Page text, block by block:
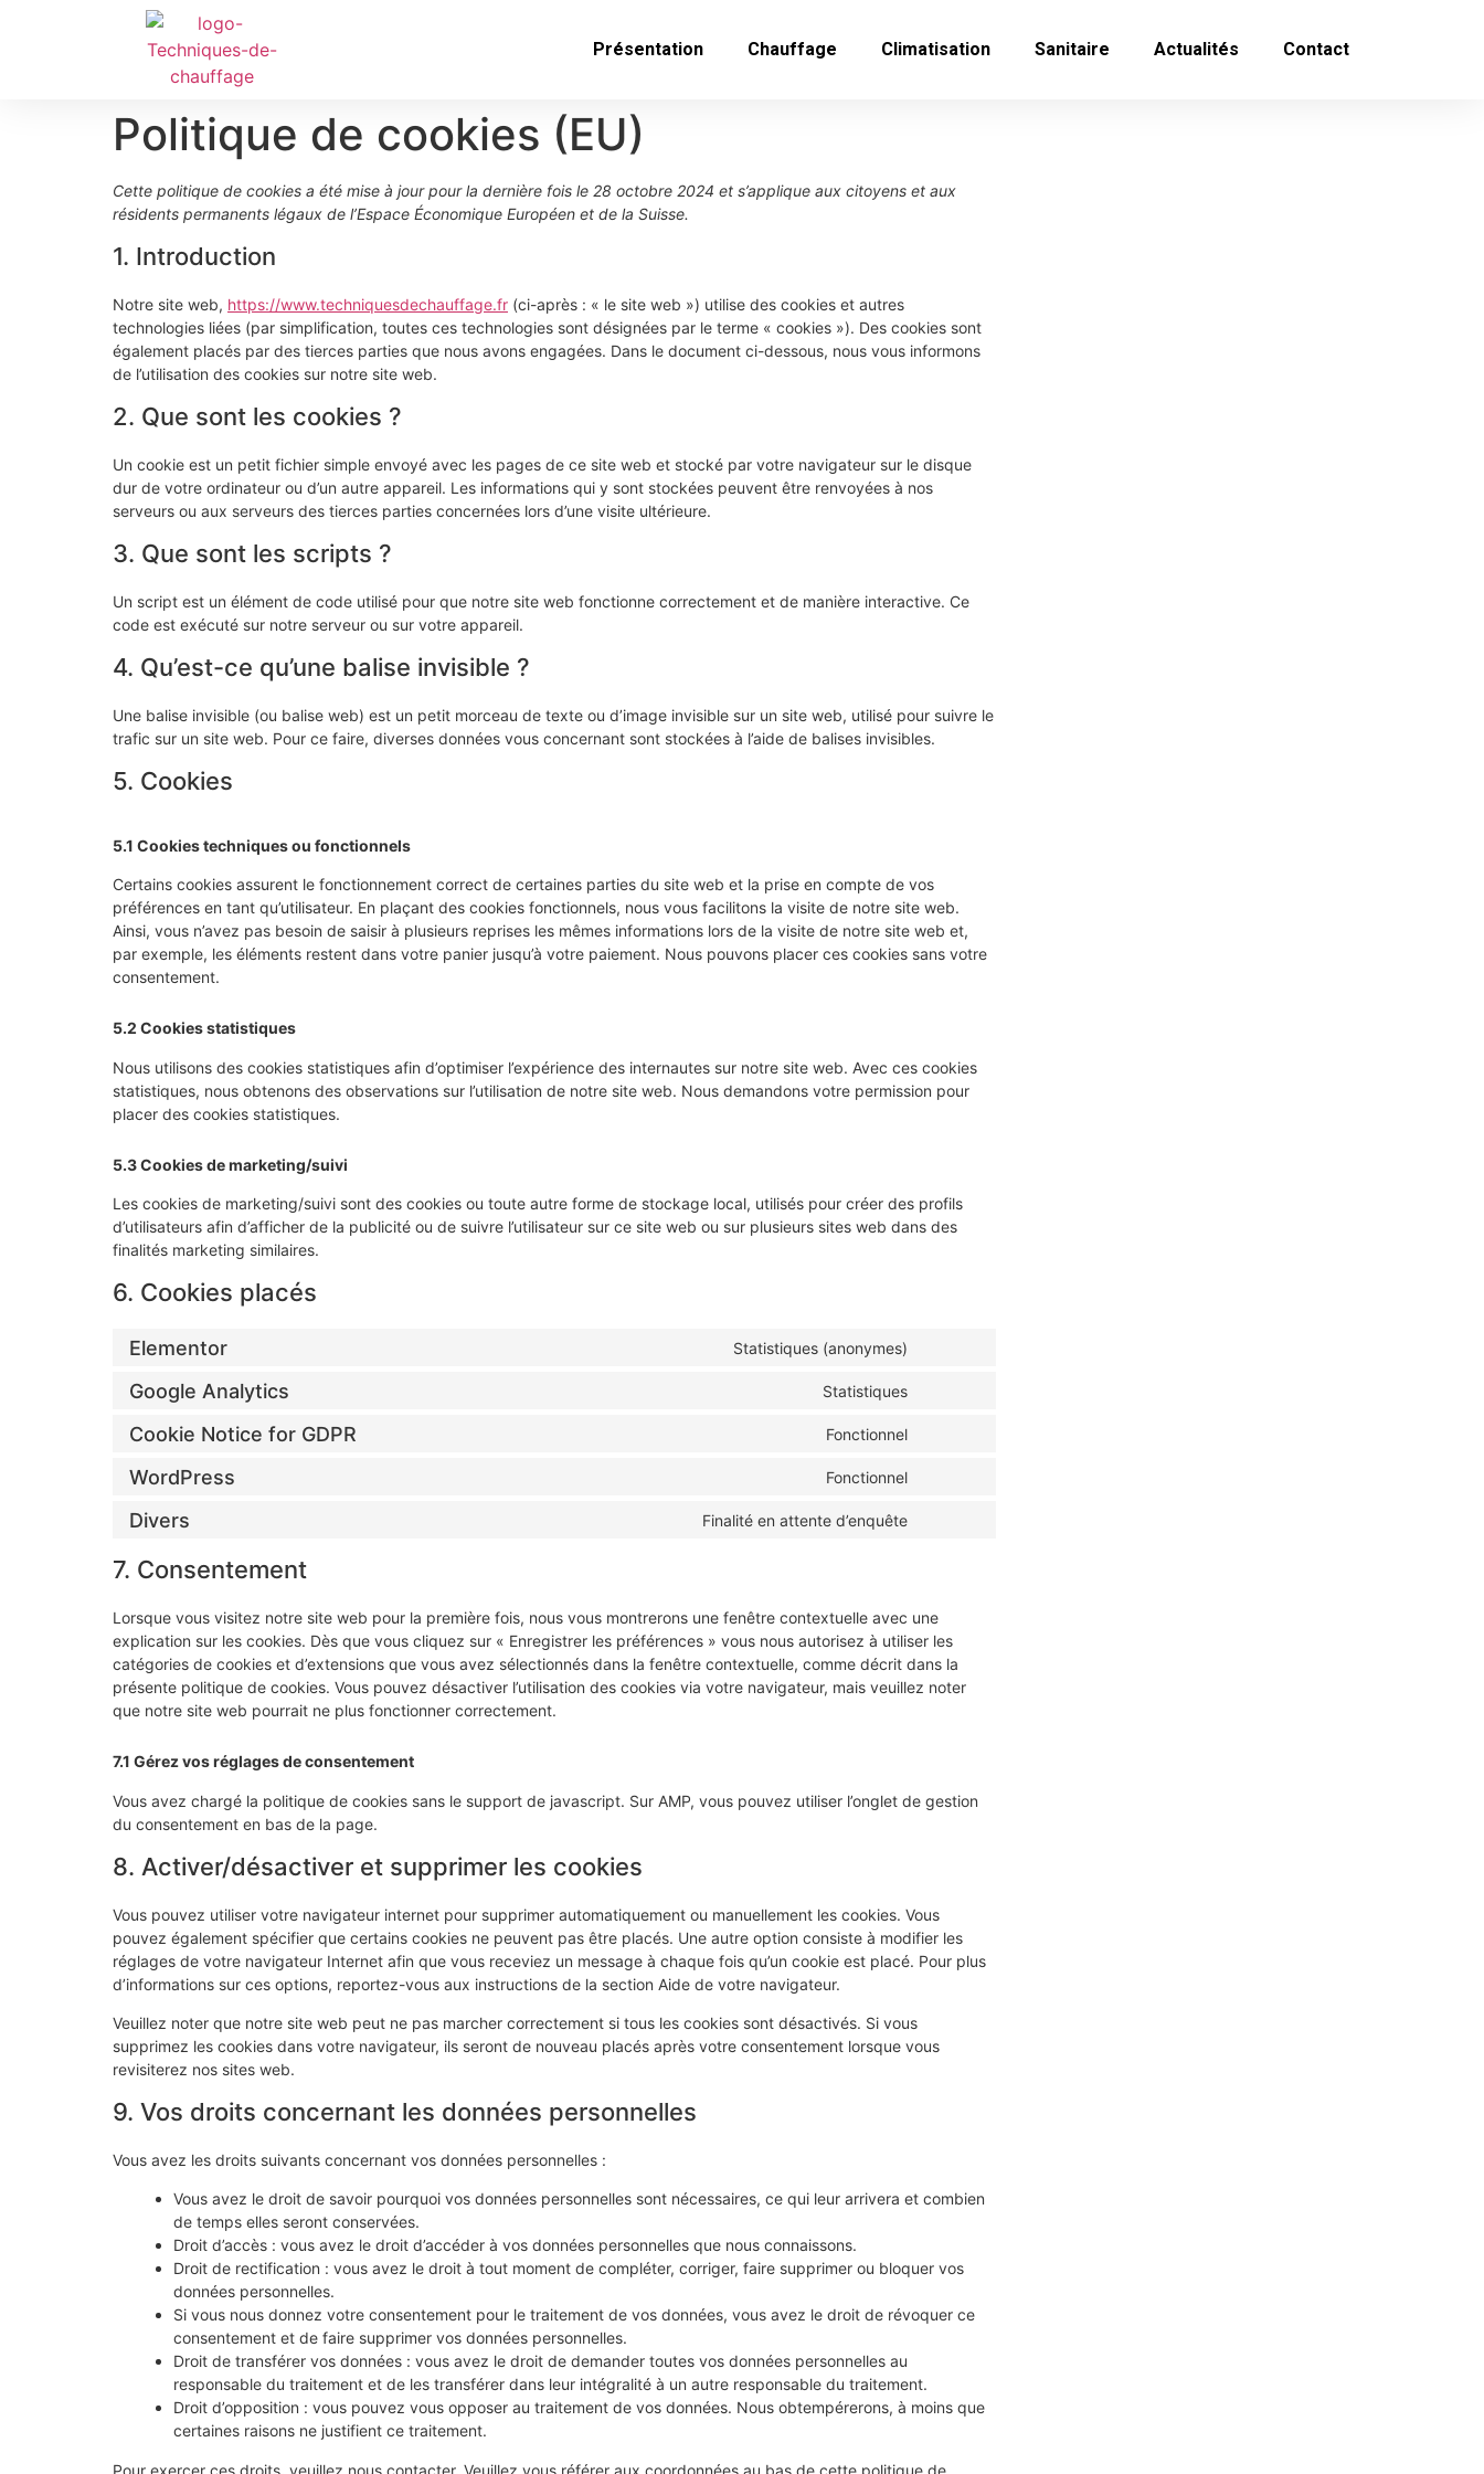
Présentation Chauffage Climatisation Sanitaire Actualités Contact
Politique de cookies (EU)
Cette politique de cookies a été mise à jour pour la dernière fois le 28 octobre 2024 et s’applique aux citoyens et aux
résidents permanents légaux de l’Espace Économique Européen et de la Suisse.
1. Introduction
Notre site web, https://www.techniquesdechauffage.fr (ci-après : « le site web ») utilise des cookies et autres
technologies liées (par simplification, toutes ces technologies sont désignées par le terme « cookies »). Des cookies sont
également placés par des tierces parties que nous avons engagées. Dans le document ci-dessous, nous vous informons
de l’utilisation des cookies sur notre site web.
2. Que sont les cookies ?
Un cookie est un petit fichier simple envoyé avec les pages de ce site web et stocké par votre navigateur sur le disque
dur de votre ordinateur ou d’un autre appareil. Les informations qui y sont stockées peuvent être renvoyées à nos
serveurs ou aux serveurs des tierces parties concernées lors d’une visite ultérieure.
3. Que sont les scripts ?
Un script est un élément de code utilisé pour que notre site web fonctionne correctement et de manière interactive. Ce
code est exécuté sur notre serveur ou sur votre appareil.
4. Qu’est-ce qu’une balise invisible ?
Une balise invisible (ou balise web) est un petit morceau de texte ou d’image invisible sur un site web, utilisé pour suivre le
trafic sur un site web. Pour ce faire, diverses données vous concernant sont stockées à l’aide de balises invisibles.
5. Cookies
5.1 Cookies techniques ou fonctionnels
Certains cookies assurent le fonctionnement correct de certaines parties du site web et la prise en compte de vos
préférences en tant qu’utilisateur. En plaçant des cookies fonctionnels, nous vous facilitons la visite de notre site web.
Ainsi, vous n’avez pas besoin de saisir à plusieurs reprises les mêmes informations lors de la visite de notre site web et,
par exemple, les éléments restent dans votre panier jusqu’à votre paiement. Nous pouvons placer ces cookies sans votre
consentement.
5.2 Cookies statistiques
Nous utilisons des cookies statistiques afin d’optimiser l’expérience des internautes sur notre site web. Avec ces cookies
statistiques, nous obtenons des observations sur l’utilisation de notre site web. Nous demandons votre permission pour
placer des cookies statistiques.
5.3 Cookies de marketing/suivi
Les cookies de marketing/suivi sont des cookies ou toute autre forme de stockage local, utilisés pour créer des profils
d’utilisateurs afin d’afficher de la publicité ou de suivre l’utilisateur sur ce site web ou sur plusieurs sites web dans des
finalités marketing similaires.
6. Cookies placés
Elementor Statistiques (anonymes)
Google Analytics Statistiques
Cookie Notice for GDPR Fonctionnel
WordPress Fonctionnel
Divers Finalité en attente d’enquête
7. Consentement
Lorsque vous visitez notre site web pour la première fois, nous vous montrerons une fenêtre contextuelle avec une
explication sur les cookies. Dès que vous cliquez sur « Enregistrer les préférences » vous nous autorisez à utiliser les
catégories de cookies et d’extensions que vous avez sélectionnés dans la fenêtre contextuelle, comme décrit dans la
présente politique de cookies. Vous pouvez désactiver l’utilisation des cookies via votre navigateur, mais veuillez noter
que notre site web pourrait ne plus fonctionner correctement.
7.1 Gérez vos réglages de consentement
Vous avez chargé la politique de cookies sans le support de javascript. Sur AMP, vous pouvez utiliser l’onglet de gestion
du consentement en bas de la page.
8. Activer/désactiver et supprimer les cookies
Vous pouvez utiliser votre navigateur internet pour supprimer automatiquement ou manuellement les cookies. Vous
pouvez également spécifier que certains cookies ne peuvent pas être placés. Une autre option consiste à modifier les
réglages de votre navigateur Internet afin que vous receviez un message à chaque fois qu’un cookie est placé. Pour plus
d’informations sur ces options, reportez-vous aux instructions de la section Aide de votre navigateur.
Veuillez noter que notre site web peut ne pas marcher correctement si tous les cookies sont désactivés. Si vous
supprimez les cookies dans votre navigateur, ils seront de nouveau placés après votre consentement lorsque vous
revisiterez nos sites web.
9. Vos droits concernant les données personnelles
Vous avez les droits suivants concernant vos données personnelles :
Vous avez le droit de savoir pourquoi vos données personnelles sont nécessaires, ce qui leur arrivera et combien
de temps elles seront conservées.
Droit d’accès : vous avez le droit d’accéder à vos données personnelles que nous connaissons.
Droit de rectification : vous avez le droit à tout moment de compléter, corriger, faire supprimer ou bloquer vos
données personnelles.
Si vous nous donnez votre consentement pour le traitement de vos données, vous avez le droit de révoquer ce
consentement et de faire supprimer vos données personnelles.
Droit de transférer vos données : vous avez le droit de demander toutes vos données personnelles au
responsable du traitement et de les transférer dans leur intégralité à un autre responsable du traitement.
Droit d’opposition : vous pouvez vous opposer au traitement de vos données. Nous obtempérerons, à moins que
certaines raisons ne justifient ce traitement.